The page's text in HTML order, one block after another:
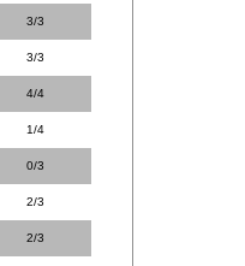
3/3
3/3
4/4
1/4
0/3
2/3
2/3